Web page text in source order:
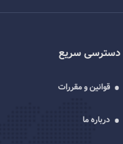
دسترسی سریع
قوانین و مقررات
درباره ما